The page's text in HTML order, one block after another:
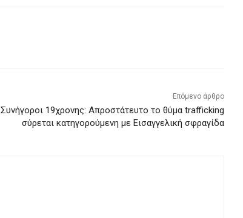
Επόμενο άρθρο
Συνήγοροι 19χρονης: Απροστάτευτο το θύμα trafficking
σύρεται κατηγορούμενη με Εισαγγελική σφραγίδα